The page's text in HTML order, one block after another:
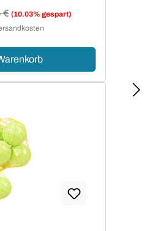
Preis:
€ (10.03% gespart)